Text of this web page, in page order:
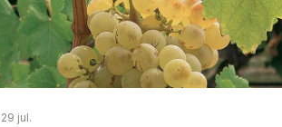
29 jul.